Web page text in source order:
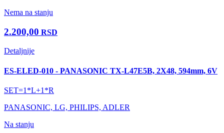
Nema na stanju
2.200,00 RSD
Detaljnije
ES-ELED-010 - PANASONIC TX-L47E5B, 2X48, 594mm, 6V
SET=1*L+1*R
PANASONIC, LG, PHILIPS, ADLER
Na stanju